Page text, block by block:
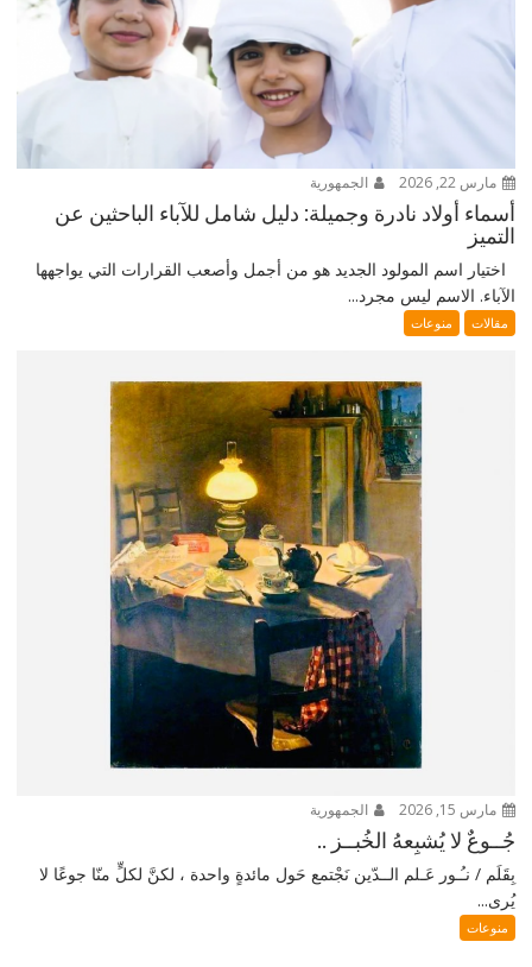
مارس 22, 2026 الجمهورية
أسماء أولاد نادرة وجميلة: دليل شامل للآباء الباحثين عن
التميز
اختيار اسم المولود الجديد هو من أجمل وأصعب القرارات التي يواجهها
الآباء. الاسم ليس مجرد...
مقالات منوعات
مارس 15, 2026 الجمهورية
جُــوعٌ لا يُشبِعهُ الخُبــز ..
بِقَلَم / نـُـور عَـلم الــدّين نَجْتمع حَول مائدةٍ واحدة ، لكنَّ لكلٍّ منّا جوعًا لا
يُرى...
منوعات